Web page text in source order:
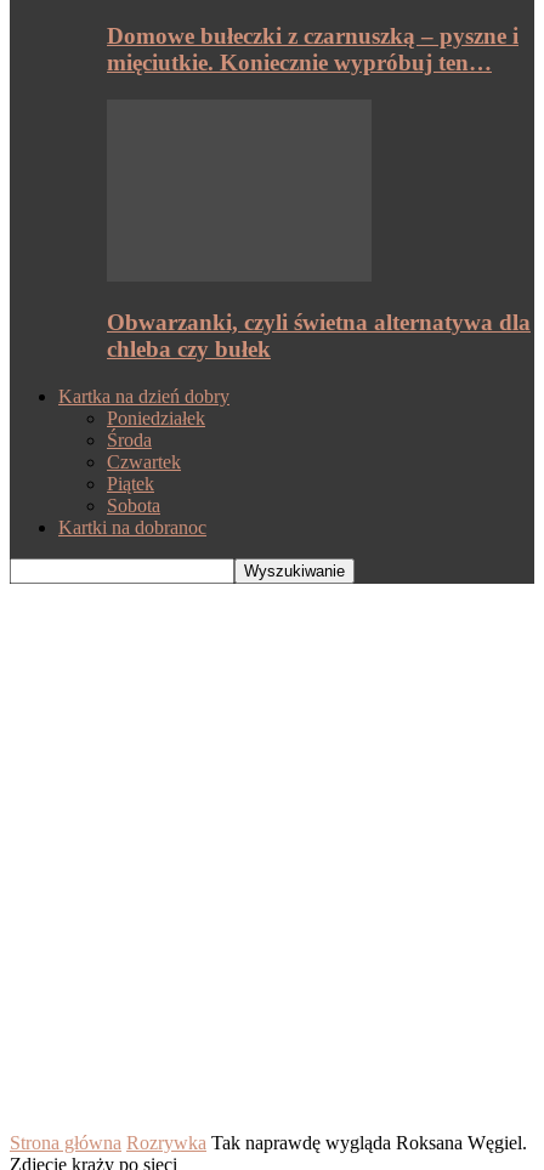
Domowe bułeczki z czarnuszką – pyszne i
mięciutkie. Koniecznie wypróbuj ten…
Obwarzanki, czyli świetna alternatywa dla
chleba czy bułek
Kartka na dzień dobry
Poniedziałek
Środa
Czwartek
Piątek
Sobota
Kartki na dobranoc
Strona główna Rozrywka Tak naprawdę wygląda Roksana Węgiel.
Zdjęcie krąży po sieci